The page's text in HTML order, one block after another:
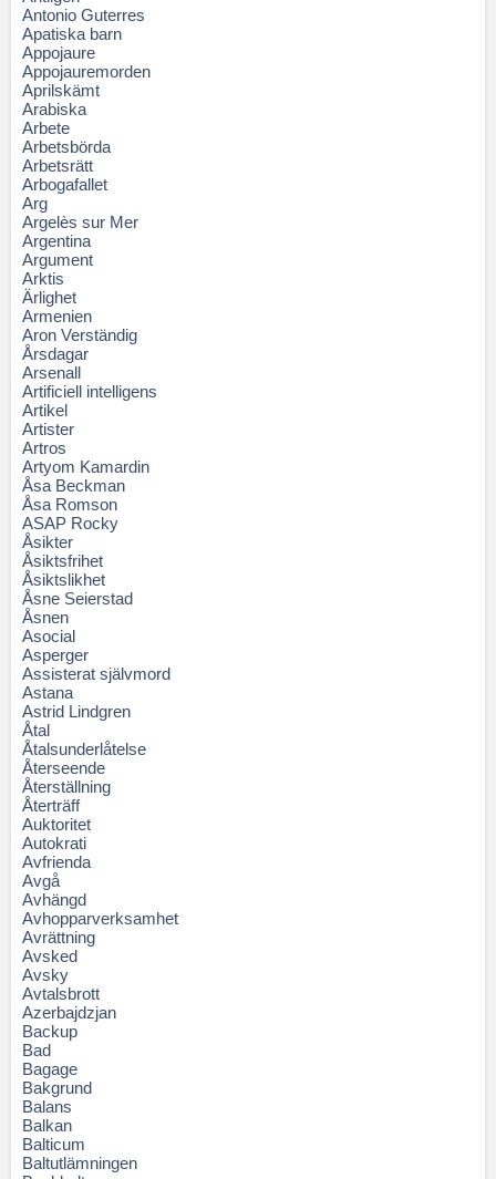
Antonio Guterres
Apatiska barn
Appojaure
Appojauremorden
Aprilskämt
Arabiska
Arbete
Arbetsbörda
Arbetsrätt
Arbogafallet
Arg
Argelès sur Mer
Argentina
Argument
Arktis
Ärlighet
Armenien
Aron Verständig
Årsdagar
Arsenall
Artificiell intelligens
Artikel
Artister
Artros
Artyom Kamardin
Åsa Beckman
Åsa Romson
ASAP Rocky
Åsikter
Åsiktsfrihet
Åsiktslikhet
Åsne Seierstad
Åsnen
Asocial
Asperger
Assisterat självmord
Astana
Astrid Lindgren
Åtal
Åtalsunderlåtelse
Återseende
Återställning
Återträff
Auktoritet
Autokrati
Avfrienda
Avgå
Avhängd
Avhopparverksamhet
Avrättning
Avsked
Avsky
Avtalsbrott
Azerbajdzjan
Backup
Bad
Bagage
Bakgrund
Balans
Balkan
Balticum
Baltutlämningen